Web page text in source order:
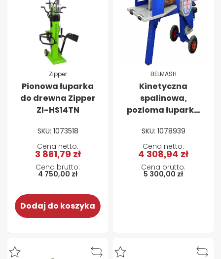
Zipper
Pionowa łuparka
do drewna Zipper
ZI-HS14TN
SKU: 1073518
4 750,00 zł
3 861,79 zł
Dodaj do koszyka
BELMASH
Kinetyczna
spalinowa,
pozioma łuparka
BELMASH LSG-500
- 20 ton, mocna
SKU: 1078939
5 300,00 zł
4 308,94 zł